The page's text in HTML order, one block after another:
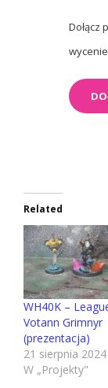
Dołącz
wycenie
Related
WH40K –
Votann Grimnyr
(prezentacja)
21 sierpnia 2024
W „Projekty"